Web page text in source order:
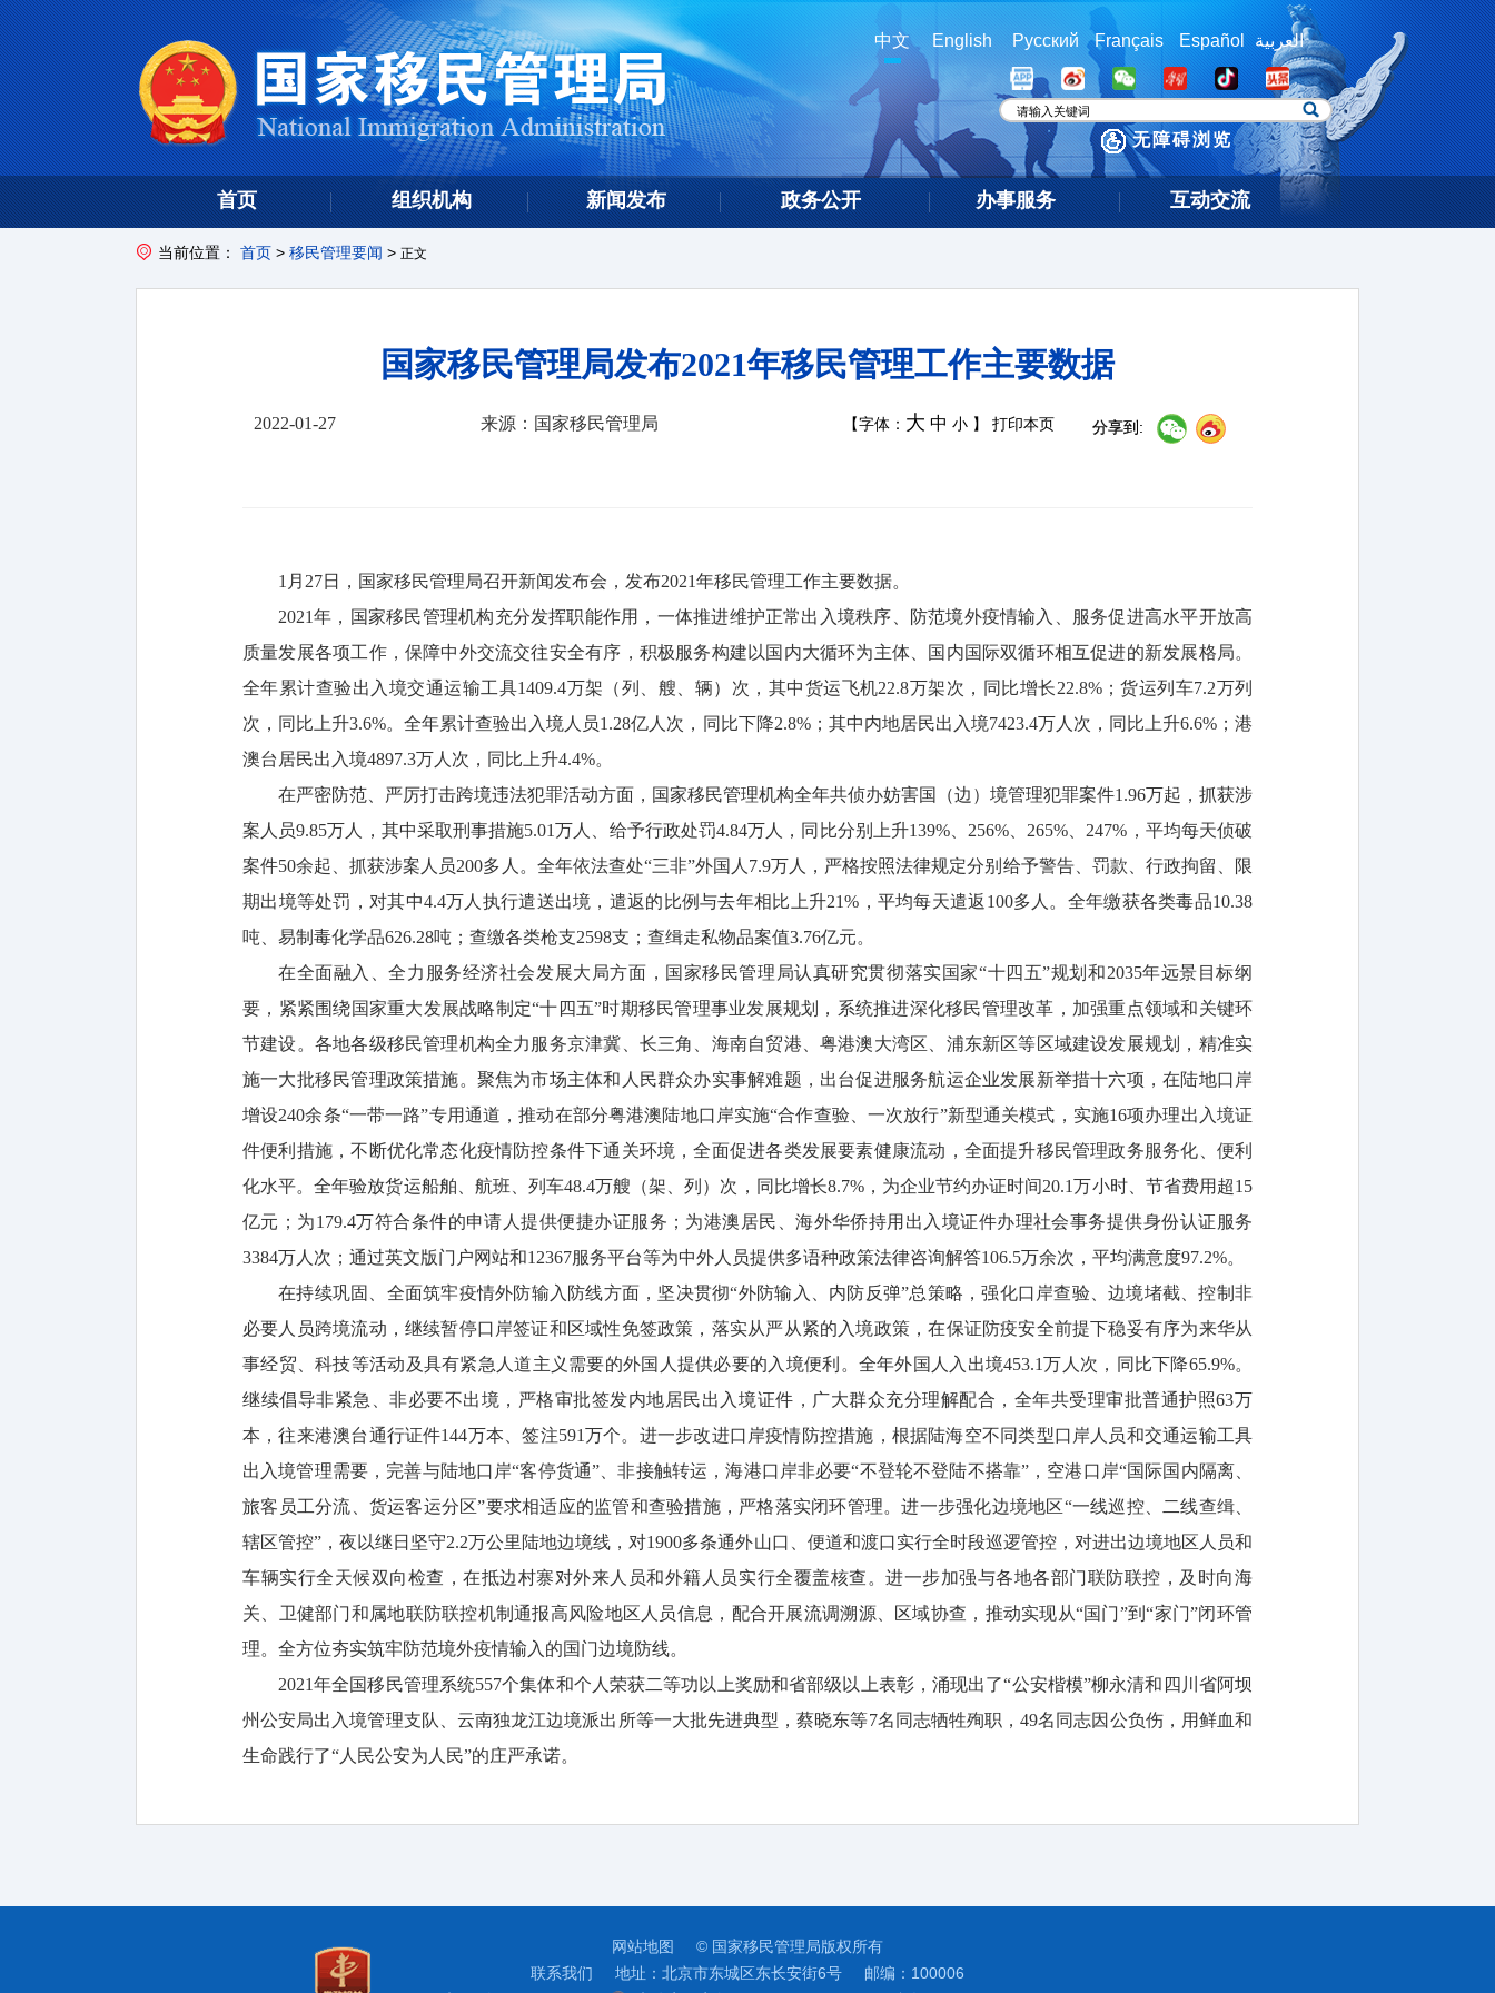
中文 English Русский Français Español العربية
无障碍浏览
首页 组织机构 新闻发布 政务公开 办事服务 互动交流
当前位置： 首页 > 移民管理要闻 > 正文
国家移民管理局发布2021年移民管理工作主要数据
2022-01-27 来源：国家移民管理局 【字体： 大 中 小 】 打印本页 分享到:
1月27日，国家移民管理局召开新闻发布会，发布2021年移民管理工作主要数据。
2021年，国家移民管理机构充分发挥职能作用，一体推进维护正常出入境秩序、防范境外疫情输入、服务促进高水平开放高
质量发展各项工作，保障中外交流交往安全有序，积极服务构建以国内大循环为主体、国内国际双循环相互促进的新发展格局。
全年累计查验出入境交通运输工具1409.4万架（列、艘、辆）次，其中货运飞机22.8万架次，同比增长22.8%；货运列车7.2万列
次，同比上升3.6%。全年累计查验出入境人员1.28亿人次，同比下降2.8%；其中内地居民出入境7423.4万人次，同比上升6.6%；港
澳台居民出入境4897.3万人次，同比上升4.4%。
在严密防范、严厉打击跨境违法犯罪活动方面，国家移民管理机构全年共侦办妨害国（边）境管理犯罪案件1.96万起，抓获涉
案人员9.85万人，其中采取刑事措施5.01万人、给予行政处罚4.84万人，同比分别上升139%、256%、265%、247%，平均每天侦破
案件50余起、抓获涉案人员200多人。全年依法查处“三非”外国人7.9万人，严格按照法律规定分别给予警告、罚款、行政拘留、限
期出境等处罚，对其中4.4万人执行遣送出境，遣返的比例与去年相比上升21%，平均每天遣返100多人。全年缴获各类毒品10.38
吨、易制毒化学品626.28吨；查缴各类枪支2598支；查缉走私物品案值3.76亿元。
在全面融入、全力服务经济社会发展大局方面，国家移民管理局认真研究贯彻落实国家“十四五”规划和2035年远景目标纲
要，紧紧围绕国家重大发展战略制定“十四五”时期移民管理事业发展规划，系统推进深化移民管理改革，加强重点领域和关键环
节建设。各地各级移民管理机构全力服务京津冀、长三角、海南自贸港、粤港澳大湾区、浦东新区等区域建设发展规划，精准实
施一大批移民管理政策措施。聚焦为市场主体和人民群众办实事解难题，出台促进服务航运企业发展新举措十六项，在陆地口岸
增设240余条“一带一路”专用通道，推动在部分粤港澳陆地口岸实施“合作查验、一次放行”新型通关模式，实施16项办理出入境证
件便利措施，不断优化常态化疫情防控条件下通关环境，全面促进各类发展要素健康流动，全面提升移民管理政务服务化、便利
化水平。全年验放货运船舶、航班、列车48.4万艘（架、列）次，同比增长8.7%，为企业节约办证时间20.1万小时、节省费用超15
亿元；为179.4万符合条件的申请人提供便捷办证服务；为港澳居民、海外华侨持用出入境证件办理社会事务提供身份认证服务
3384万人次；通过英文版门户网站和12367服务平台等为中外人员提供多语种政策法律咨询解答106.5万余次，平均满意度97.2%。
在持续巩固、全面筑牢疫情外防输入防线方面，坚决贯彻“外防输入、内防反弹”总策略，强化口岸查验、边境堵截、控制非
必要人员跨境流动，继续暂停口岸签证和区域性免签政策，落实从严从紧的入境政策，在保证防疫安全前提下稳妥有序为来华从
事经贸、科技等活动及具有紧急人道主义需要的外国人提供必要的入境便利。全年外国人入出境453.1万人次，同比下降65.9%。
继续倡导非紧急、非必要不出境，严格审批签发内地居民出入境证件，广大群众充分理解配合，全年共受理审批普通护照63万
本，往来港澳台通行证件144万本、签注591万个。进一步改进口岸疫情防控措施，根据陆海空不同类型口岸人员和交通运输工具
出入境管理需要，完善与陆地口岸“客停货通”、非接触转运，海港口岸非必要“不登轮不登陆不搭靠”，空港口岸“国际国内隔离、
旅客员工分流、货运客运分区”要求相适应的监管和查验措施，严格落实闭环管理。进一步强化边境地区“一线巡控、二线查缉、
辖区管控”，夜以继日坚守2.2万公里陆地边境线，对1900多条通外山口、便道和渡口实行全时段巡逻管控，对进出边境地区人员和
车辆实行全天候双向检查，在抵边村寨对外来人员和外籍人员实行全覆盖核查。进一步加强与各地各部门联防联控，及时向海
关、卫健部门和属地联防联控机制通报高风险地区人员信息，配合开展流调溯源、区域协查，推动实现从“国门”到“家门”闭环管
理。全方位夯实筑牢防范境外疫情输入的国门边境防线。
2021年全国移民管理系统557个集体和个人荣获二等功以上奖励和省部级以上表彰，涌现出了“公安楷模”柳永清和四川省阿坝
州公安局出入境管理支队、云南独龙江边境派出所等一大批先进典型，蔡晓东等7名同志牺牲殉职，49名同志因公负伤，用鲜血和
生命践行了“人民公安为人民”的庄严承诺。
网站地图
© 国家移民管理局版权所有
联系我们
地址：北京市东城区东长安街6号
邮编：100006